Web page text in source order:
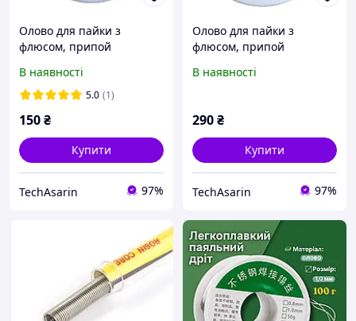
Олово для пайки з
флюсом, припой
В наявності
5.0 (1)
150₴
Купити
TechAsarin 97%
Олово для пайки з
флюсом, припой
В наявності
290₴
Купити
TechAsarin 97%